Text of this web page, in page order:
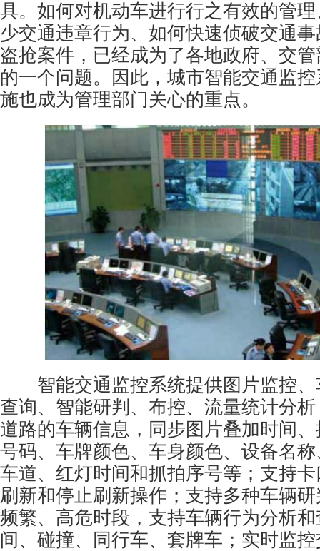
具。如何对机动车进行行之有效的管
少交通违章行为、如何快速侦破交通
盗抢案件，已经成为了各地政府、交
的一个问题。因此，城市智能交通 监
施也成为管理部门关心的重点。
智能交通监控系统提供图片监控、
查询、智能研判、布控、流量统计分
道路的车辆信息，同步图片叠加时间
号码、车牌颜色、车身颜色、设备名
车道、红灯时间和抓拍序号等；支持
刷新和停止刷新操作；支持多种车辆
频繁、高危时段，支持车辆行为分析
间、碰撞、同行车、套牌车；实时监